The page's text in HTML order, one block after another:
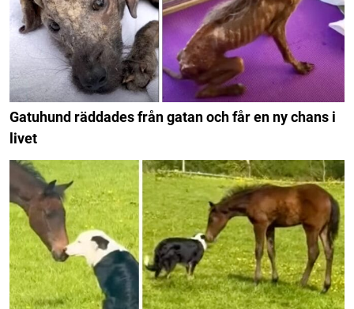
Gatuhund räddades från gatan och får en ny chans i
livet